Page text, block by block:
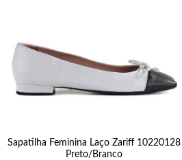
Sapatilha Feminina Laço Zariff 10220128
Preto/Branco